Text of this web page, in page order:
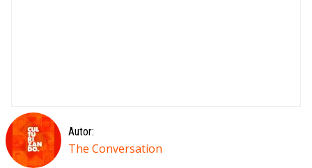
Autor:
The Conversation